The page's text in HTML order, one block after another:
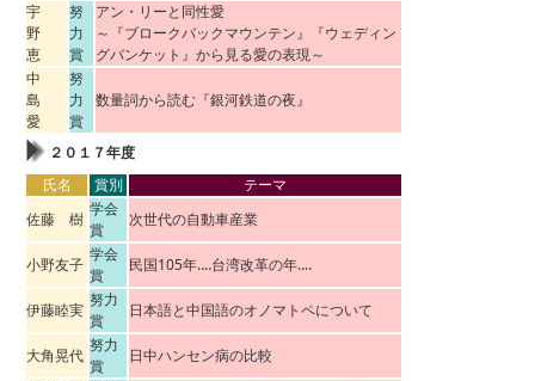
宇
野
恵
努
力
賞
アン・リーと同性愛
～『ブロークバックマウンテン』『ウェディン
グバンケット』から見る愛の表現～
中
島
愛
努
力
賞
数量詞から読む『銀河鉄道の夜』
２０１７年度
氏名
賞別
テーマ
佐藤 樹
学会
賞
次世代の自動車産業
小野友子
学会
賞
民国105年‥‥台湾改革の年‥‥
伊藤睦実
努力
賞
日本語と中国語のオノマトペについて
大角晃代
努力
賞
日中ハンセン病の比較